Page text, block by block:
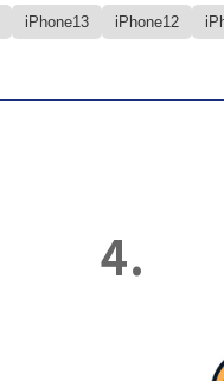
iPhone13 iPhone12
4.